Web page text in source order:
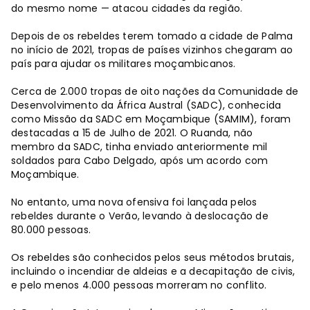
do mesmo nome — atacou cidades da região.
Depois de os rebeldes terem tomado a cidade de Palma
no início de 2021, tropas de países vizinhos chegaram ao
país para ajudar os militares moçambicanos.
Cerca de 2.000 tropas de oito nações da Comunidade de
Desenvolvimento da África Austral (SADC), conhecida
como Missão da SADC em Moçambique (SAMIM), foram
destacadas a 15 de Julho de 2021. O Ruanda, não
membro da SADC, tinha enviado anteriormente mil
soldados para Cabo Delgado, após um acordo com
Moçambique.
No entanto, uma nova ofensiva foi lançada pelos
rebeldes durante o Verão, levando à deslocação de
80.000 pessoas.
Os rebeldes são conhecidos pelos seus métodos brutais,
incluindo o incendiar de aldeias e a decapitação de civis,
e pelo menos 4.000 pessoas morreram no conflito.